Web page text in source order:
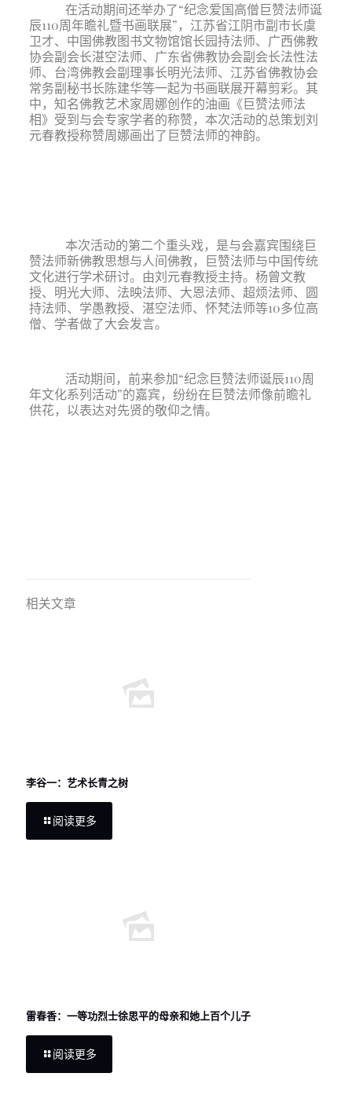
在活动期间还举办了“纪念爱国高僧巨赞法师诞
辰110周年瞻礼暨书画联展”，江苏省江阴市副市长虞
卫才、中国佛教图书文物馆馆长园持法师、广西佛教
协会副会长湛空法师、广东省佛教协会副会长法性法
师、台湾佛教会副理事长明光法师、江苏省佛教协会
常务副秘书长陈建华等一起为书画联展开幕剪彩。其
中，知名佛教艺术家周娜创作的油画《巨赞法师法
相》受到与会专家学者的称赞，本次活动的总策划刘
元春教授称赞周娜画出了巨赞法师的神韵。
本次活动的第二个重头戏，是与会嘉宾围绕巨
赞法师新佛教思想与人间佛教，巨赞法师与中国传统
文化进行学术研讨。由刘元春教授主持。杨曾文教
授、明光大师、法映法师、大恩法师、超烦法师、圆
持法师、学愚教授、湛空法师、怀梵法师等10多位高
僧、学者做了大会发言。
活动期间，前来参加“纪念巨赞法师诞辰110周
年文化系列活动”的嘉宾，纷纷在巨赞法师像前瞻礼
供花，以表达对先贤的敬仰之情。
相关文章
李谷一：艺术长青之树
阅读更多
雷春香：一等功烈士徐思平的母亲和她上百个儿子
阅读更多